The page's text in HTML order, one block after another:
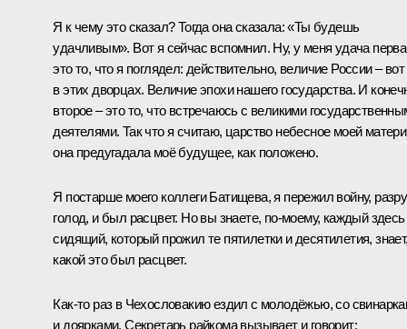
Я к чему это сказал? Тогда она сказала: «Ты будешь
удачливым». Вот я сейчас вспомнил. Ну, у меня удача
это то, что я поглядел: действительно, величие России – вот
в этих дворцах. Величие эпохи нашего государства. И
второе – это то, что встречаюсь с великими
деятелями. Так что я считаю, царство небесное моей
она предугадала моё будущее, как положено.
Я постарше моего коллеги Батищева, я пережил войну,
голод, и был расцвет. Но вы знаете, по‑моему, каждый здесь
сидящий, который прожил те пятилетки и десятилетия,
какой это был расцвет.
Как‑то раз в Чехословакию ездил с молодёжью, со
и доярками. Секретарь райкома вызывает и говорит: